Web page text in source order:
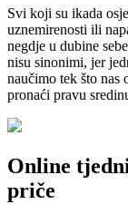
Svi koji su ikada
uznemirenosti ili
negdje u dubine
nisu sinonimi, jer
naučimo tek što nas
pronaći pravu
Online
priče